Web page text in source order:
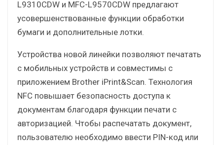
L9310CDW и MFC-L9570CDW предлагают
усовершенствованные функции обработки
бумаги и дополнительные лотки.
Устройства новой линейки позволяют печатать
с мобильных устройств и совместимы с
приложением Brother iPrint&Scan. Технология
NFC повышает безопасность доступа к
документам благодаря функции печати с
авторизацией. Чтобы распечатать документ,
пользователю необходимо ввести PIN-код или